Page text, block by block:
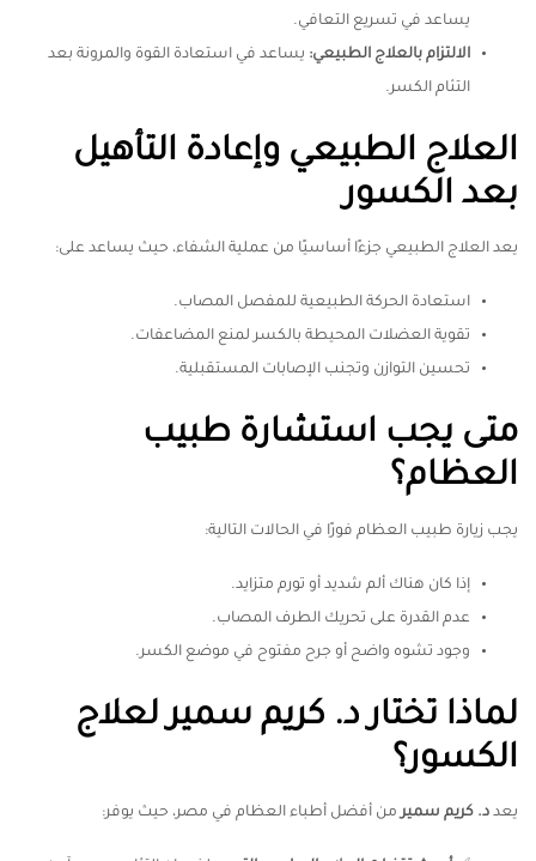
يساعد في تسريع التعافي.
الالتزام بالعلاج الطبيعي:يساعد في استعادة القوة والمرونة بعد
التئام الكسر.
العلاج الطبيعي وإعادة التأهيل
بعد الكسور
يعد العلاج الطبيعي جزءًا أساسيًا من عملية الشفاء، حيث يساعد على:
استعادة الحركة الطبيعية للمفصل المصاب.
تقوية العضلات المحيطة بالكسر لمنع المضاعفات.
تحسين التوازن وتجنب الإصابات المستقبلية.
متى يجب استشارة طبيب
العظام؟
يجب زيارة طبيب العظام فورًا في الحالات التالية:
إذا كان هناك ألم شديد أو تورم متزايد.
عدم القدرة على تحريك الطرف المصاب.
وجود تشوه واضح أو جرح مفتوح في موضع الكسر.
لماذا تختار د. كريم سمير لعلاج
الكسور؟
يعد د. كريم سميرمن أفضل أطباء العظام في مصر، حيث يوفر: